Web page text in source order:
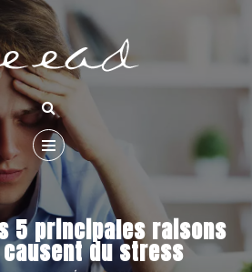
5 principales raisons
du stress